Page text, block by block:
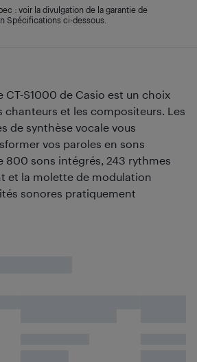
CT-S1000 de Casio est un choix
chanteurs et les compositeurs. Les
de synthèse vocale vous
vos paroles en sons
800 sons intégrés, 243 rythmes
et la molette de modulation
sonores pratiquement
: voir la divulgation de la garantie de
Spécifications ci-dessous.